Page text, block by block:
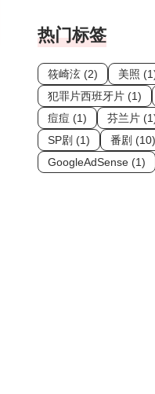
热门标签
筱崎泫 (2) 美照
犯罪片西班牙片 (1)
痘痘 (1)
芬兰片
SP剧 (1)
番剧 (10)
GoogleAdSense (1)